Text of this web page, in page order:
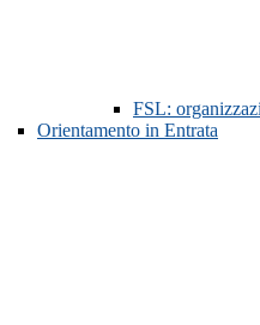
FSL:
Orientamento in Entrata